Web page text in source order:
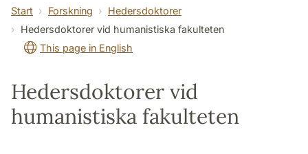
Start Forskning
Hedersdoktorer
Hedersdoktorer vid humanistiska fakulteten
This page in English
Hedersdoktorer vid
humanistiska fakulteten